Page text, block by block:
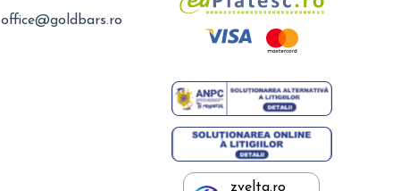
office@goldbars.ro
zvelta.ro